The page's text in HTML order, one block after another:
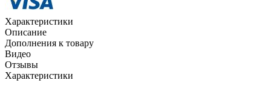
Характеристики
Описание
Дополнения к товару
Видео
Отзывы
Характеристики